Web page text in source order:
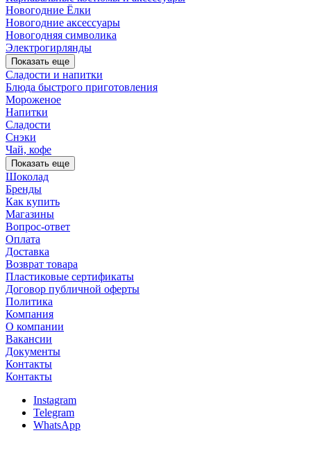
Новогодние Ёлки
Новогодние аксессуары
Новогодняя символика
Электрогирлянды
Показать еще
Сладости и напитки
Блюда быстрого приготовления
Мороженое
Напитки
Сладости
Снэки
Чай, кофе
Показать еще
Шоколад
Бренды
Как купить
Магазины
Вопрос-ответ
Оплата
Доставка
Возврат товара
Пластиковые сертификаты
Договор публичной оферты
Политика
Компания
О компании
Вакансии
Документы
Контакты
Контакты
Instagram
Telegram
WhatsApp